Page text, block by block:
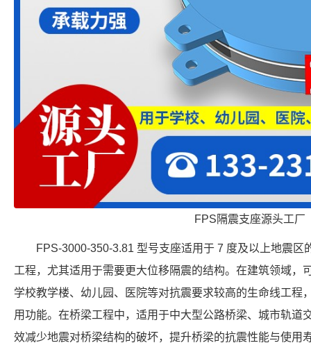
FPS隔震支座源头工厂
FPS-3000-350-3.81 型号支座适用于 7 度及以上地震区
工程，尤其适用于需要更大位移隔震的结构。在建筑领域，
学校教学楼、幼儿园、医院等对抗震要求较高的生命线工程
用功能。在桥梁工程中，适用于中大型公路桥梁、城市轨道
效减少地震对桥梁结构的破坏，提升桥梁的抗震性能与使用